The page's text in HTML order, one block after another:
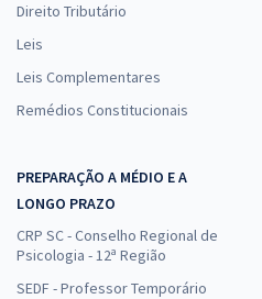
Direito Tributário
Leis
Leis Complementares
Remédios Constitucionais
PREPARAÇÃO A MÉDIO E A
LONGO PRAZO
CRP SC - Conselho Regional de
Psicologia - 12ª Região
SEDF - Professor Temporário